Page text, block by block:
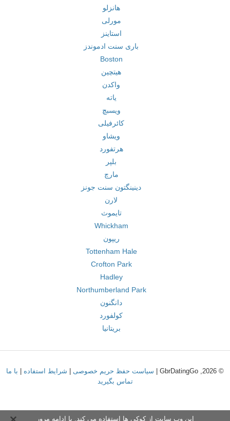
هانزلو
مورلی
استاینز
باری سنت ادموندز
Boston
هیتچین
واکدن
یاته
ویسبچ
کائرفیلی
ویشاو
هرتفورد
بلپر
مارچ
دینینگتون سنت جونز
لارن
تایموث
Whickham
ریپون
Tottenham Hale
Crofton Park
Hadley
Northumberland Park
دانگنون
کولفورد
بریتانیا
© 2026, GbrDatingGo | سیاست حفظ حریم خصوصی شرایط استفاده
با ما
تماس بگیرید
این وب سایت از کوکی ها استفاده می کند. با ادامه مرور